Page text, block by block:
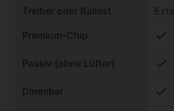
Treiber oder Ballast
Premium-Chip check
Passiv (ohne Lüfter) check
Dimmbar check